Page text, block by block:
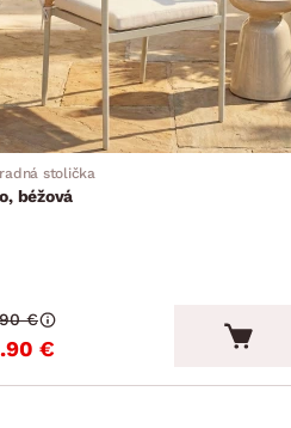
stolička
béžová
€
€